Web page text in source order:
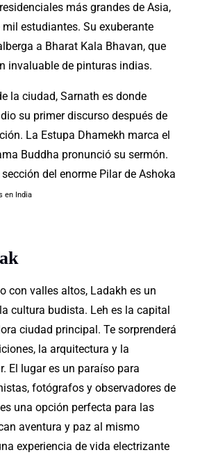
másgrandes de Asia,
estudiantes. Su exuberante
a Bharat Kala Bhavan, que
invaluable de pinturas indias.
la ciudad, Sarnath es donde
su primer discurso después de
La Estupa Dhamekh marca el
Buddha pronunció su sermón.
del enorme Pilar de Ashoka
en India
con valles altos, Ladakh es un
cultura budista. Leh es la capital
ciudad principal. Te sorprenderá
la arquitectura y la
El lugar es un paraíso para
fotógrafos y observadores de
una opción perfecta para las
aventura y paz al mismo
experiencia de vida electrizante